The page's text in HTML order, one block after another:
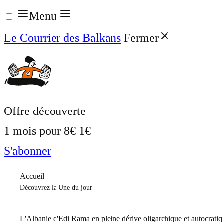
Aller
au
contenu
Menu
Le Courrier des Balkans Fermer
Offre découverte
1 mois pour 8€ 1€
S'abonner
Accueil
Découvrez la Une du jour
L'Albanie d'Edi Rama en pleine dérive oligarchique et